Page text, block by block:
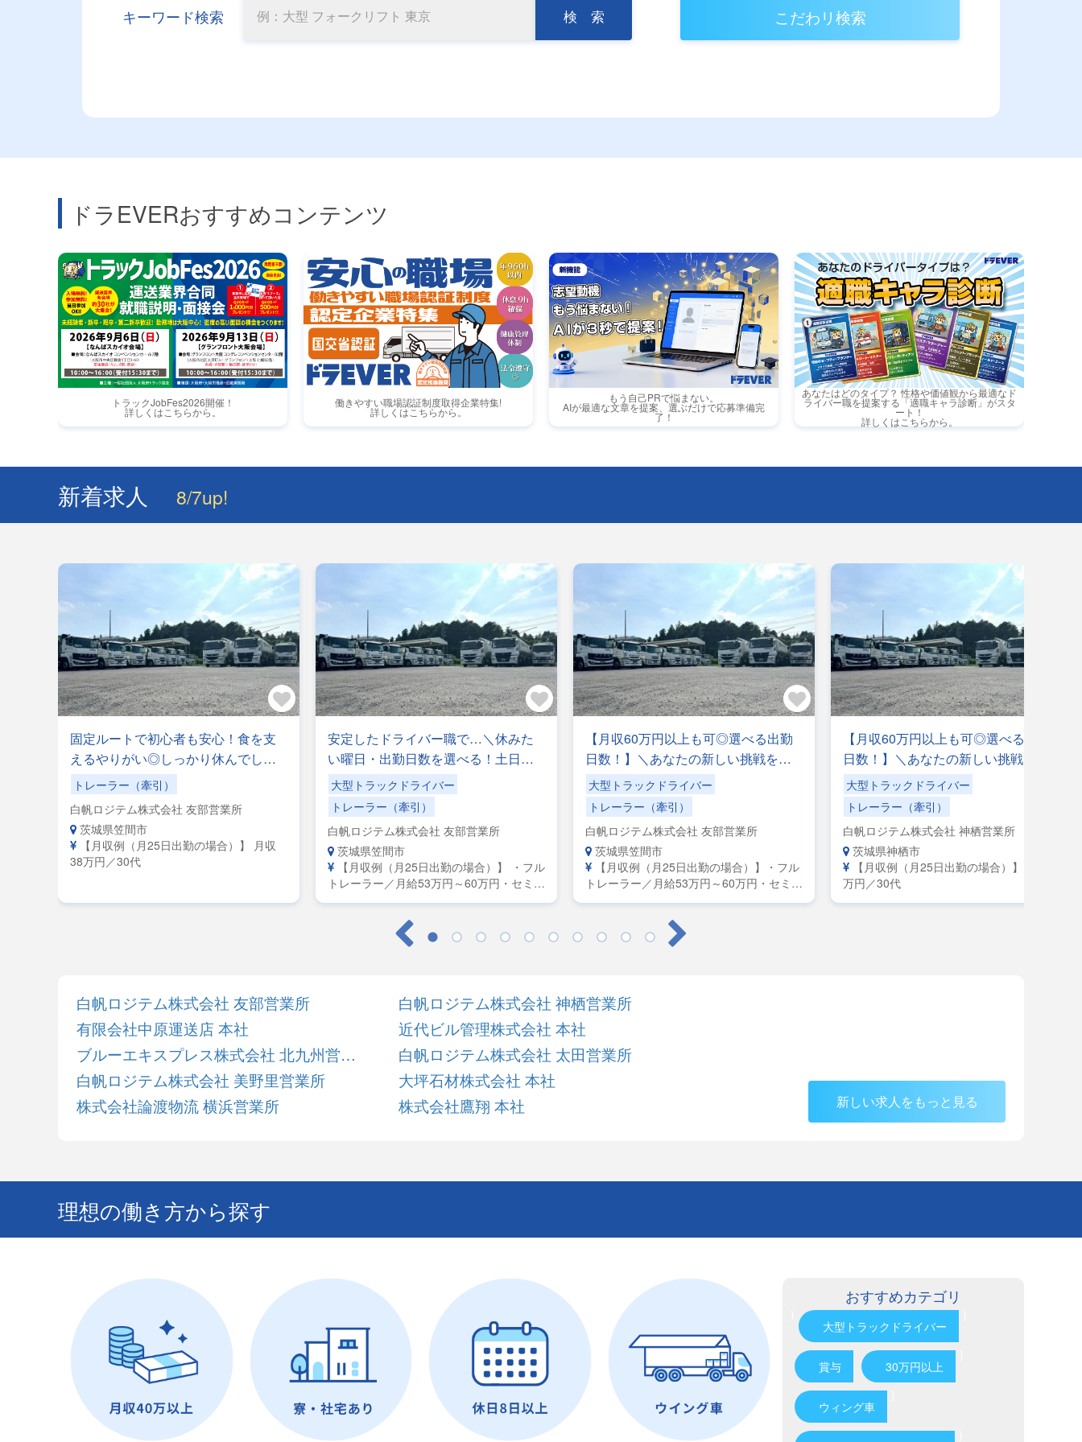
キーワード検索 検 索 こだわリ検索
ドラEVERおすすめコンテンツ
トラックJobFes2026開催！
詳しくはこちらから。
働きやすい職場認証制度取得企業特集!
詳しくはこちらから。
もう自己PRで悩まない。
AIが最適な文章を提案、選ぶだけで応募準備完
了！
あなたはどのタイプ？ 性格や価値観から最適なド
ライバー職を提案する「適職キャラ診断」がスタ
ート！
詳しくはこちらから。
新着求人 8/7up!
固定ルートで初心者も安心！食を支
えるやりがい◎しっかり休んでしっ
かり稼げる職場！午前10時出社＆20
時退社！
トレーラー（牽引）
白帆ロジテム株式会社 友部営業所
茨城県笠間市
【月収例（月25日出勤の場合）】 月収
38万円／30代
安定したドライバー職で…＼休みた
い曜日・出勤日数を選べる！土日休
みもOK／手積みした手降ろしの力仕
事なし！
大型トラックドライバー
トレーラー（牽引）
白帆ロジテム株式会社 友部営業所
茨城県笠間市
【月収例（月25日出勤の場合）】 ・フル
トレーラー／月給53万円～60万円・セミト
レーラー／月給45万円～50万円・大型／月
【月収60万円以上も可◎選べる出勤
日数！】＼あなたの新しい挑戦をし
っかりサポート！／収入もキャリア
も更に上を目指したい方大歓迎！
大型トラックドライバー
トレーラー（牽引）
白帆ロジテム株式会社 友部営業所
茨城県笠間市
【月収例（月25日出勤の場合）】・フル
トレーラー／月給53万円～60万円・セミト
レーラー／月給45万円～50万円・大型／月
【月収60万円以上も可◎選べる出勤
日数！】＼あなたの新しい挑戦をし
っかりサポート！／収入もキャリア
も更に上を目指したい方大歓迎！
大型トラックドライバー
トレーラー（牽引）
白帆ロジテム株式会社 神栖営業所
茨城県神栖市
【月収例（月25日出勤の場合）】月収50
万円／30代
白帆ロジテム株式会社 友部営業所
有限会社中原運送店 本社
ブルーエキスプレス株式会社 北九州営業所
白帆ロジテム株式会社 美野里営業所
株式会社論渡物流 横浜営業所
白帆ロジテム株式会社 神栖営業所
近代ビル管理株式会社 本社
白帆ロジテム株式会社 太田営業所
大坪石材株式会社 本社
株式会社鷹翔 本社
新しい求人をもっと見る
理想の働き方から探す
おすすめカテゴリ
大型トラックドライバー
賞与 30万円以上
ウィング車